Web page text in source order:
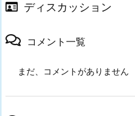
ディスカッション
コメント一覧
まだ、コメントがありません